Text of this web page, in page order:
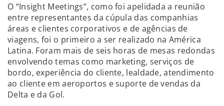
O “Insight Meetings”, como foi apelidada a reunião
entre representantes da cúpula das companhias
áreas e clientes corporativos e de agências de
viagens, foi o primeiro a ser realizado na América
Latina. Foram mais de seis horas de mesas redondas
envolvendo temas como marketing, serviços de
bordo, experiência do cliente, lealdade, atendimento
ao cliente em aeroportos e suporte de vendas da
Delta e da Gol.